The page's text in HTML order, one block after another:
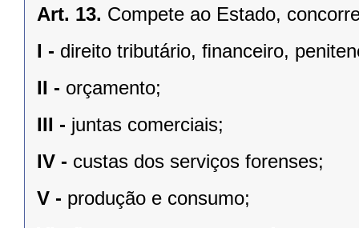
Art. 13. Compete ao Estado,
I - direito tributário, ﬁnanceiro,
II - orçamento;
III - juntas comerciais;
IV - custas dos serviços forenses;
V - produção e consumo;